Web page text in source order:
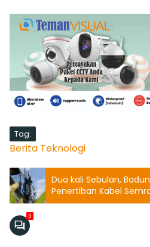
Tag:
Berita Teknologi
Dua kali Sebulan,
Penertiban Kabel
3